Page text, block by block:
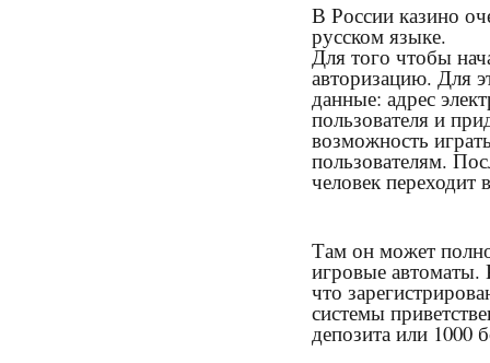
В России казино
русском языке.
Для того чтобы
авторизацию. Для
данные: адрес
пользователя и
возможность
пользователям.
человек переходит
Там он может
игровые автоматы.
что
системы
депозита или 1000